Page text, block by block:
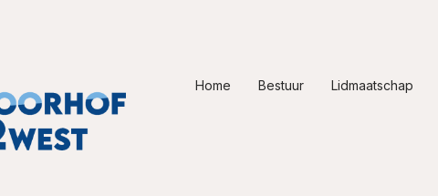
Home Bestuur Lidmaatschap